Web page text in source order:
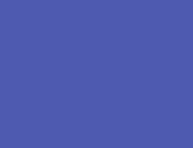
site internet et
pour attirer des clients près de